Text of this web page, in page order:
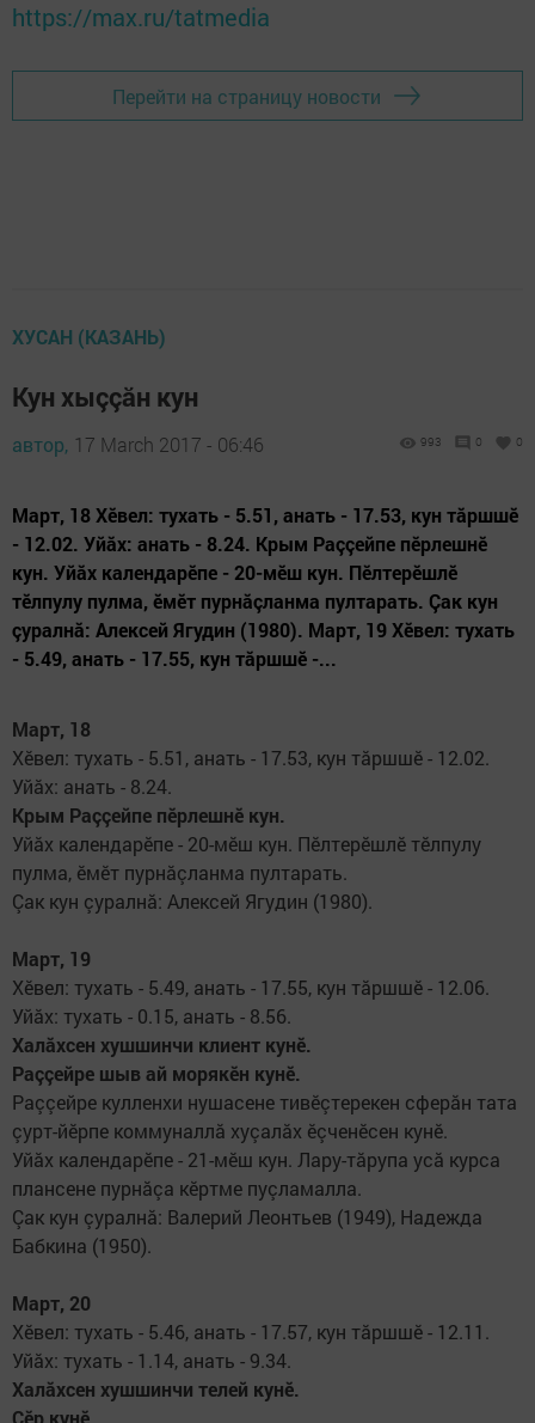
https://max.ru/tatmedia
Перейти на страницу новости
ХУСАН (КАЗАНЬ)
Кун хыççăн кун
автор, 17 March 2017 - 06:46 993 0 0
Март, 18 Хӗвел: тухать - 5.51, анать - 17.53, кун тăршшӗ
- 12.02. Уйăх: анать - 8.24. Крым Раççейпе пӗрлешнӗ
кун. Уйăх календарӗпе - 20-мӗш кун. Пӗлтерӗшлӗ
тӗлпулу пулма, ӗмӗт пурнăçланма пултарать. Çак кун
çуралнă: Алексей Ягу­дин (1980). Март, 19 Хӗвел: тухать
- 5.49, анать - 17.55, кун тăршшӗ -...
Март, 18
Хӗвел: тухать - 5.51, анать - 17.53, кун тăршшӗ - 12.02.
Уйăх: анать - 8.24.
Крым Раççейпе пӗрлешнӗ кун.
Уйăх календарӗпе - 20-мӗш кун. Пӗлтерӗшлӗ тӗлпулу
пулма, ӗмӗт пурнăçланма пултарать.
Çак кун çуралнă: Алексей Ягу­дин (1980).
Март, 19
Хӗвел: тухать - 5.49, анать - 17.55, кун тăршшӗ - 12.06.
Уйăх: тухать - 0.15, анать - 8.56.
Халăхсен хушшинчи клиент кунӗ.
Раççейре шыв ай морякӗн кунӗ.
Раççейре кулленхи нушасене тивӗçтерекен сферăн тата
çурт-йӗрпе коммуналлă хуçа­лăх ӗçченӗсен кунӗ.
Уйăх календарӗпе - 21-мӗш кун. Лару-тăрупа усă курса
план­сене пурнăçа кӗртме пуç­ла­мал­ла.
Çак кун çуралнă: Валерий Леонтьев (1949), Надежда
Баб­кина (1950).
Март, 20
Хӗвел: тухать - 5.46, анать - 17.57, кун тăршшӗ - 12.11.
Уйăх: тухать - 1.14, анать - 9.34.
Халăхсен хушшинчи телей кунӗ.
Çӗр кунӗ.